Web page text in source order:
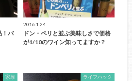
！バ
2016.1.24
ドン・ペリと並ぶ美味しさで価格
が1/10のワイン知ってますか？
家族 ライフハック